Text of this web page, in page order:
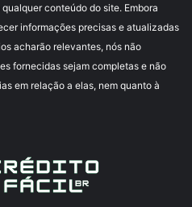
conteúdo do site. Embora
informações precisas e atualizadas
acharão relevantes, nós não
fornecidas sejam completas e não
em relação a elas, nem quanto à